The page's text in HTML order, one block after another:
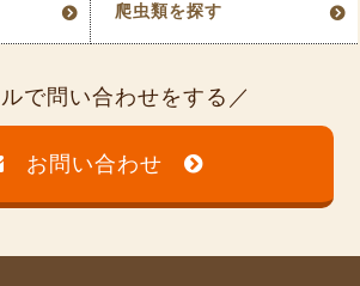
爬虫類を探す
で問い合わせをする
お問い合わせ